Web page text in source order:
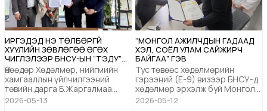
ИРГЭДЭД ҮНЭ ТӨЛБӨРГҮЙ
ХУУЛИЙН ЗӨВЛӨГӨӨ ӨГӨХ
ЧИГЛЭЛЭЭР БНСУ-ЫН “ТЭДУ”
ХУУЛИЙН ФИРМТЭЙ ХАМТРАН
АЖИЛЛАХ САНАМЖ БИЧИГ
БАЙГУУЛЛАА
Өнөөдөр Хөдөлмөр, нийгмийн
хамгааллын үйлчилгээний
төвийн дарга Б.Жаргалмаа
Монгол Улсын иргэдэд үнэ
2026-05-13
“МОНГОЛ АЖИЛЧДЫН ГАДААД
ХЭЛ, СОЁЛ УЛАМ САЙЖИРЧ
БАЙГАА” ГЭВ
Тус төвөөс хөдөлмөрийн
гэрээний (Е-9) визээр БНСУ-д
хөдөлмөр эрхэлж буй Монгол
иргэдийнхээ нөхцөл байдалтай
2026-05-12